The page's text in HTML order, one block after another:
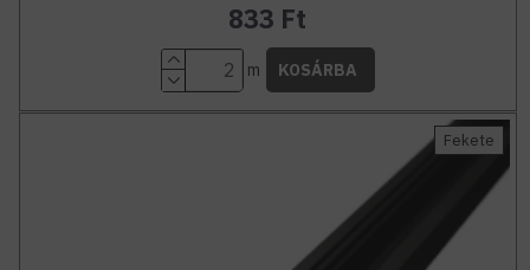
833 Ft
m KOSÁRBA
Fekete